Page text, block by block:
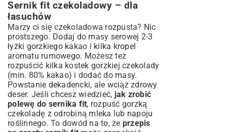
Sernik fit czekoladowy – dla
łasuchów
Marzy ci się czekoladowa rozpusta? Nic
prostszego. Dodaj do masy serowej 2-3
łyżki gorzkiego kakao i kilka kropel
aromatu rumowego. Możesz też
rozpuścić kilka kostek gorzkiej czekolady
(min. 80% kakao) i dodać do masy.
Powstanie dekadencki, ale wciąż zdrowy
deser. Jeśli chcesz wiedzieć, jak zrobić
polewę do sernika fit, rozpuść gorzką
czekoladę z odrobiną mleka lub napoju
roślinnego. To dowód na to, że przepis